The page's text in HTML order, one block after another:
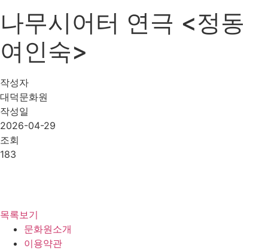
나무시어터 연극 <정동
여인숙>
작성자
대덕문화원
작성일
2026-04-29
조회
183
목록보기
문화원소개
이용약관